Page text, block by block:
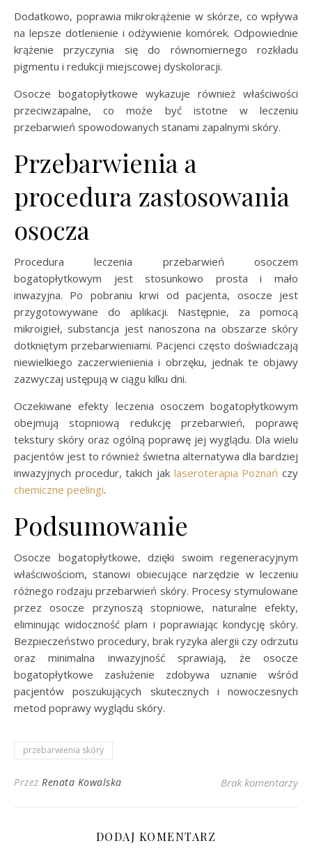
Dodatkowo, poprawia mikrokrążenie w skórze, co wpływa
na lepsze dotlenienie i odżywienie komórek. Odpowiednie
krążenie przyczynia się do równomiernego rozkładu
pigmentu i redukcji miejscowej dyskoloracji.
Osocze bogatopłytkowe wykazuje również właściwości
przeciwzapalne, co może być istotne w leczeniu
przebarwień spowodowanych stanami zapalnymi skóry.
Przebarwienia a
procedura zastosowania
osocza
Procedura leczenia przebarwień osoczem
bogatopłytkowym jest stosunkowo prosta i mało
inwazyjna. Po pobraniu krwi od pacjenta, osocze jest
przygotowywane do aplikacji. Następnie, za pomocą
mikroigieł, substancja jest nanoszona na obszarze skóry
dotkniętym przebarwieniami. Pacjenci często doświadczają
niewielkiego zaczerwienienia i obrzęku, jednak te objawy
zazwyczaj ustępują w ciągu kilku dni.
Oczekiwane efekty leczenia osoczem bogatopłytkowym
obejmują stopniową redukcję przebarwień, poprawę
tekstury skóry oraz ogólną poprawę jej wyglądu. Dla wielu
pacjentów jest to również świetna alternatywa dla bardziej
inwazyjnych procedur, takich jak laseroterapia Poznań czy
chemiczne peelingi.
Podsumowanie
Osocze bogatopłytkowe, dzięki swoim regeneracyjnym
właściwościom, stanowi obiecujące narzędzie w leczeniu
różnego rodzaju przebarwień skóry. Procesy stymulowane
przez osocze przynoszą stopniowe, naturalne efekty,
eliminując widoczność plam i poprawiając kondycję skóry.
Bezpieczeństwo procedury, brak ryzyka alergii czy odrzutu
oraz minimalna inwazyjność sprawiają, że osocze
bogatopłytkowe zasłużenie zdobywa uznanie wśród
pacjentów poszukujących skutecznych i nowoczesnych
metod poprawy wyglądu skóry.
przebarwienia skóry
Przez Renata Kowalska Brak komentarzy
DODAJ KOMENTARZ